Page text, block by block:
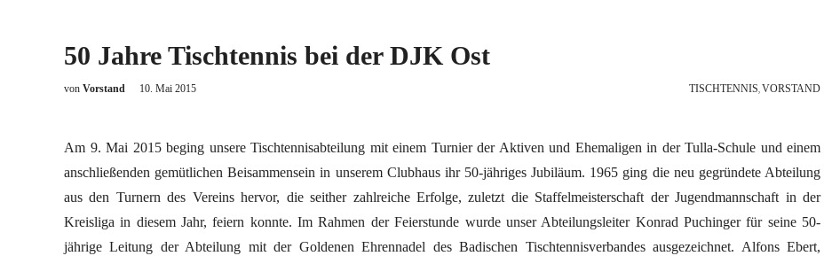
50 Jahre Tischtennis bei der DJK Ost
von Vorstand 10. Mai 2015 TISCHTENNIS, VORSTAND
Am 9. Mai 2015 beging unsere Tischtennisabteilung mit einem Turnier der Aktiven und Ehemaligen in der Tulla-Schule und einem
anschließenden gemütlichen Beisammensein in unserem Clubhaus ihr 50-jähriges Jubiläum. 1965 ging die neu gegründete Abteilung
aus den Turnern des Vereins hervor, die seither zahlreiche Erfolge, zuletzt die Staffelmeisterschaft der Jugendmannschaft in der
Kreisliga in diesem Jahr, feiern konnte. Im Rahmen der Feierstunde wurde unser Abteilungsleiter Konrad Puchinger für seine 50-
jährige Leitung der Abteilung mit der Goldenen Ehrennadel des Badischen Tischtennisverbandes ausgezeichnet. Alfons Ebert,